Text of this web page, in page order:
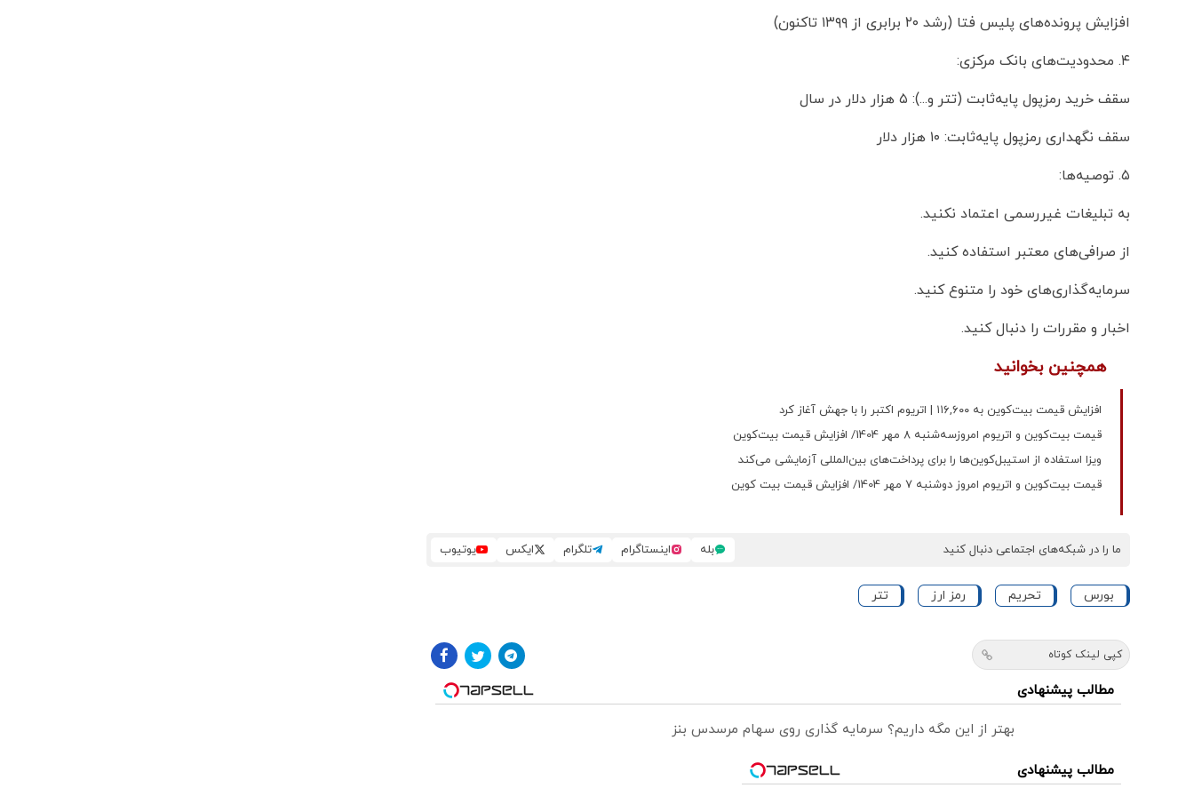
افزایش پرونده‌های پلیس فتا (رشد ۲۰ برابری از ۱۳۹۹ تاکنون)
۴. محدودیت‌های بانک مرکزی:
سقف خرید رمزپول پایه‌ثابت (تتر و...): ۵ هزار دلار در سال
سقف نگهداری رمزپول پایه‌ثابت: ۱۰ هزار دلار
۵. توصیه‌ها:
به تبلیغات غیررسمی اعتماد نکنید.
از صرافی‌های معتبر استفاده کنید.
سرمایه‌گذاری‌های خود را متنوع کنید.
اخبار و مقررات را دنبال کنید.
همچنین بخوانید
افزایش قیمت بیت‌کوین به ۱۱۶,۶۰۰ | اتریوم اکتبر را با جهش آغاز کرد
قیمت بیت‌کوین و اتریوم امروزسه‌شنبه ۸ مهر 1404/ افزایش قیمت بیت‌کوین
ویزا استفاده از استیبل‌کوین‌ها را برای پرداخت‌های بین‌المللی آزمایشی می‌کند
قیمت بیت‌کوین و اتریوم امروز دوشنبه ۷ مهر 1404/ افزایش قیمت بیت کوین
ما را در شبکه‌های اجتماعی دنبال کنید بله اینستاگرام تلگرام ایکس یوتیوب
بورس تحریم رمز ارز تتر
کپی لینک کوتاه
مطالب پیشنهادی
بهتر از این مگه داریم؟ سرمایه گذاری روی سهام مرسدس بنز
مطالب پیشنهادی